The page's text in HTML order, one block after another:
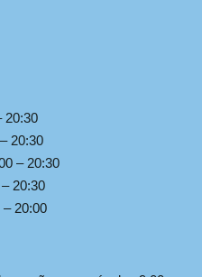
20:30
20:30
– 20:30
20:30
20:00